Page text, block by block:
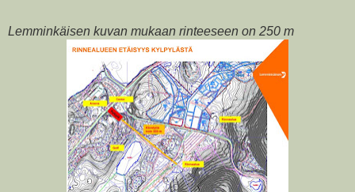
Lemminkäisen kuvan mukaan rinteeseen on 250 m